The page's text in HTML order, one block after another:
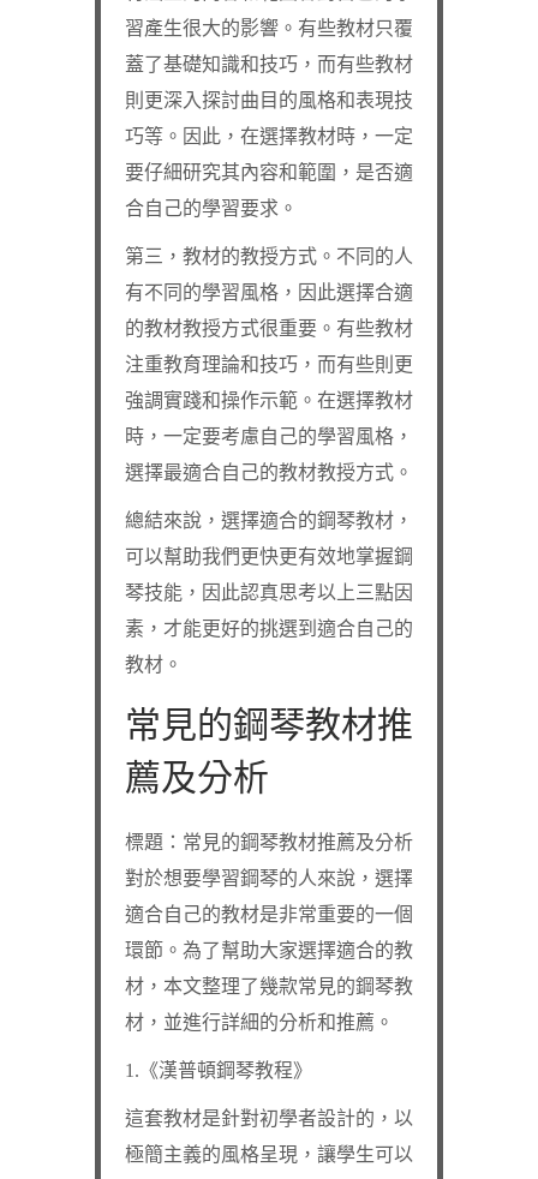
習產生很大的影響。有些教材只覆
蓋了基礎知識和技巧，而有些教材
則更深入探討曲目的風格和表現技
巧等。因此，在選擇教材時，一定
要仔細研究其內容和範圍，是否適
合自己的學習要求。
第三，教材的教授方式。不同的人
有不同的學習風格，因此選擇合適
的教材教授方式很重要。有些教材
注重教育理論和技巧，而有些則更
強調實踐和操作示範。在選擇教材
時，一定要考慮自己的學習風格，
選擇最適合自己的教材教授方式。
總結來說，選擇適合的鋼琴教材，
可以幫助我們更快更有效地掌握鋼
琴技能，因此認真思考以上三點因
素，才能更好的挑選到適合自己的
教材。
常見的鋼琴教材推
薦及分析
標題：常見的鋼琴教材推薦及分析
對於想要學習鋼琴的人來說，選擇
適合自己的教材是非常重要的一個
環節。為了幫助大家選擇適合的教
材，本文整理了幾款常見的鋼琴教
材，並進行詳細的分析和推薦。
1.《漢普頓鋼琴教程》
這套教材是針對初學者設計的，以
極簡主義的風格呈現，讓學生可以